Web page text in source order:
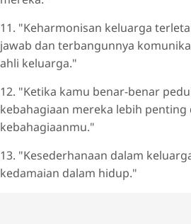
11. "Keharmonisan keluarga
jawab dan terbangunnya
ahli keluarga."
12. "Ketika kamu benar-benar
kebahagiaan mereka lebih penting
kebahagiaanmu."
13. "Kesederhanaan dalam
kedamaian dalam hidup."